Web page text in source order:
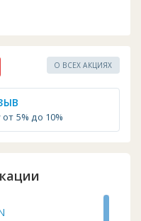
О ВСЕХ АКЦИЯХ
5% до 10%